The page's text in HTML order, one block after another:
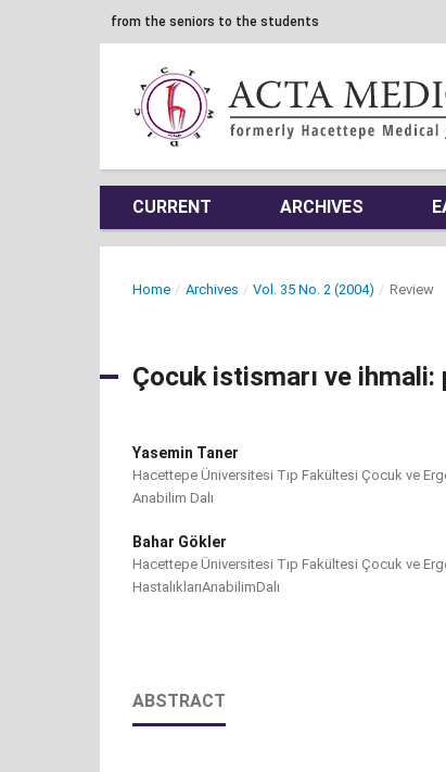
from the seniors to the students
CURRENT ARCHIVES
Home / Archives / Vol. 35 No. 2 (2004) / Review
Çocuk istismarı ve
Yasemin Taner
Hacettepe Üniversitesi Tıp Fakültesi Çocuk ve
Anabilim Dalı
Bahar Gökler
Hacettepe Üniversitesi Tıp Fakültesi Çocuk ve
HastalıklarıAnabilimDalı
ABSTRACT